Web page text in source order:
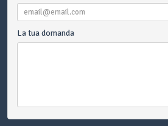
La tua domanda